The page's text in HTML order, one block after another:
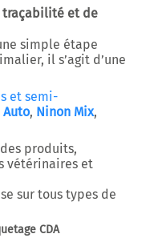
traçabilité et de
simple étape
il s’agit d’une
et semi-
, Ninon Mix,
produits,
vétérinaires et
sur tous types de
CDA